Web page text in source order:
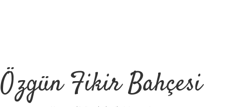
Özgün Fikir Bahçesi